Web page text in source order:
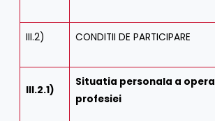
III.2) CONDITII DE PARTICIPARE
III.2.1)
Situatia personala a
profesiei